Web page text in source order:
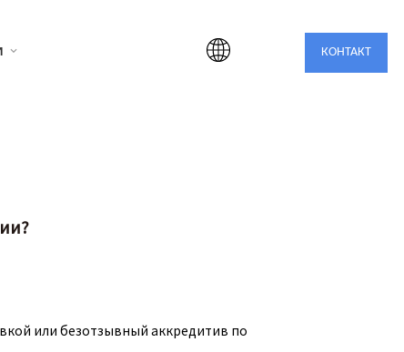
КОНТАКТ
или безотзывный аккредитив по